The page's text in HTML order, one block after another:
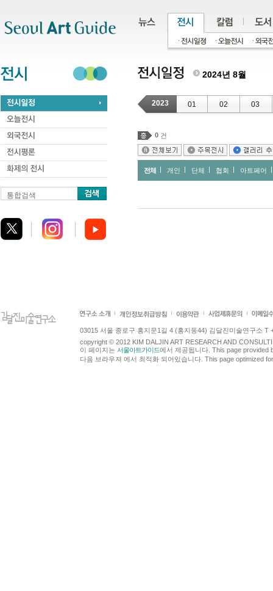
통합검색
2024년 8월
2023 01 02 03
0 건
전체 개인 단체 협회 아트페어
03015 서울 종로구 홍지문1길 4 (홍지동44) 김달진미술연구소 T
copyright © 2012 KIM DALJIN ART RESEARCH AND
이 페이지는 서울아트가이드에서 제공됩니다. This page provided
다음 브라우져 에서 최적화 되어있습니다. This page optimized